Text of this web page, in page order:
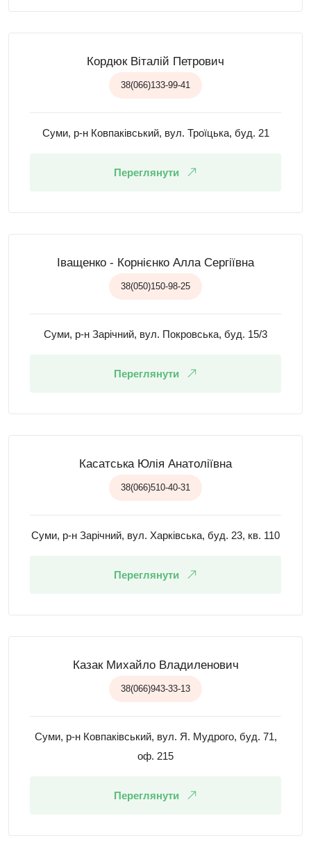
Кордюк Віталій Петрович
38(066)133-99-41
Суми, р-н Ковпаківський, вул. Троїцька, буд. 21
Переглянути
Іващенко - Корнієнко Алла Сергіївна
38(050)150-98-25
Суми, р-н Зарічний, вул. Покровська, буд. 15/3
Переглянути
Касатська Юлія Анатоліївна
38(066)510-40-31
Суми, р-н Зарічний, вул. Харківська, буд. 23, кв. 110
Переглянути
Казак Михайло Владиленович
38(066)943-33-13
Суми, р-н Ковпаківський, вул. Я. Мудрого, буд. 71,
оф. 215
Переглянути